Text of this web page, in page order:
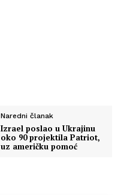
Naredni članak
Izrael poslao u Ukrajinu
oko 90 projektila Patriot,
uz američku pomoć